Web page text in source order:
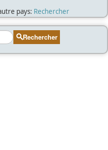
pays: Rechercher
Rechercher